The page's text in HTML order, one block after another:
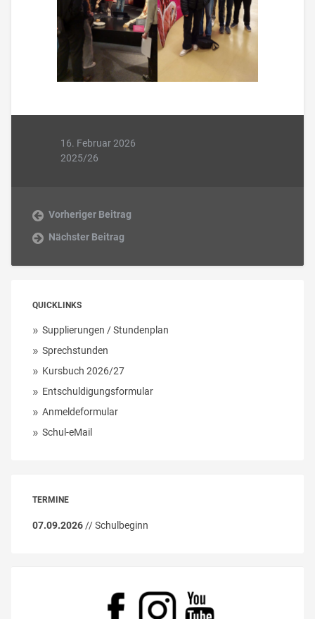
16. Februar 2026
2025/26
Vorheriger Beitrag
Nächster Beitrag
QUICKLINKS
Supplierungen / Stundenplan
Sprechstunden
Kursbuch 2026/27
Entschuldigungsformular
Anmeldeformular
Schul-eMail
TERMINE
07.09.2026 // Schulbeginn